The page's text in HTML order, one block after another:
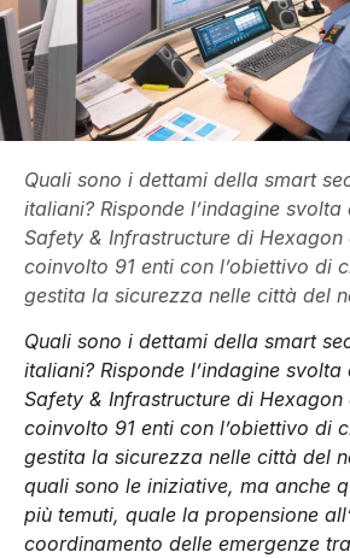
Quali sono i dettami della smart
italiani? Risponde l’indagine
Safety & Infrastructure di Hexagon
coinvolto 91 enti con l’obiettivo di
gestita la sicurezza nelle città del
Quali sono i dettami della smart
italiani? Risponde l’indagine
Safety & Infrastructure di Hexagon
coinvolto 91 enti con l’obiettivo di
gestita la sicurezza nelle città del
quali sono le iniziative, ma anche
più temuti, quale la propensione
coordinamento delle emergenze